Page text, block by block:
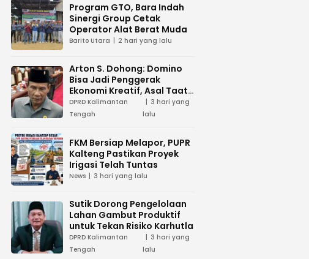
Program GTO, Bara Indah
Sinergi Group Cetak
Operator Alat Berat Muda
Barito Utara 2 hari yang lalu
Arton S. Dohong: Domino
Bisa Jadi Penggerak
Ekonomi Kreatif, Asal Taat
Aturan
DPRD Kalimantan
Tengah
3 hari yang
lalu
FKM Bersiap Melapor, PUPR
Kalteng Pastikan Proyek
Irigasi Telah Tuntas
News 3 hari yang lalu
Sutik Dorong Pengelolaan
Lahan Gambut Produktif
untuk Tekan Risiko Karhutla
DPRD Kalimantan
Tengah
3 hari yang
lalu